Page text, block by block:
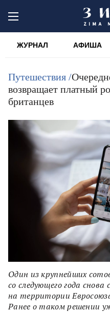
ЖУРНАЛ АФИША
Путешествия /
возвращает платный
британцев
Один из крупнейших
со следующего года
на территории
Ранее о таком решении